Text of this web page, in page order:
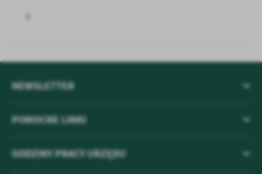
POMOCNE LINKI
NEWSLETTER
GODZINY PRACY URZĘDU